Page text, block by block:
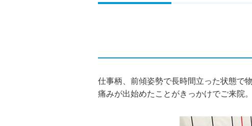
仕事柄、前傾姿勢で長時間立った状態で
痛みが出始めたことがきっかけでご来院。